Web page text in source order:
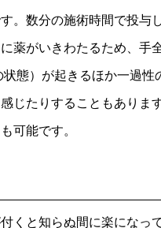
。数分の施術時間で投与
薬がいきわたるため、手
状態）が起きるほか一過性
じたりすることもありま
可能です。
くと知らぬ間に楽にな